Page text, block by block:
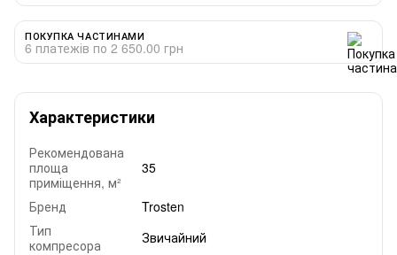
ПОКУПКА ЧАСТИНАМИ
6 платежів по 2 650.00 грн
Характеристики
Рекомендована
площа
приміщення, м²
35
Бренд
Trosten
Тип
компресора
Звичайний